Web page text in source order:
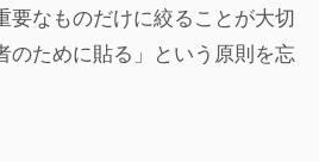
要なものだけに絞ることが大切
のために貼る」という原則を忘